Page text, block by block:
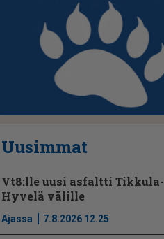
Uusimmat
Vt8:lle uusi asfaltti Tikkula-
Hyvelä välille
Ajassa 7.8.2026 12.25